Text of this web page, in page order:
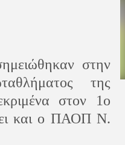
στην
της
στον 1ο
και ο ΠΑΟΠ Ν.